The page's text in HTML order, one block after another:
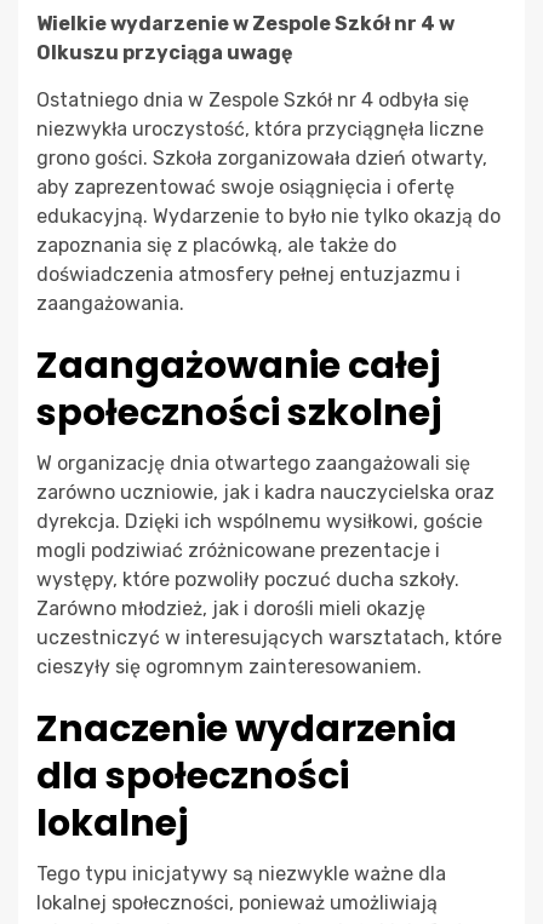
Wielkie wydarzenie w Zespole Szkół nr 4 w
Olkuszu przyciąga uwagę
Ostatniego dnia w Zespole Szkół nr 4 odbyła się
niezwykła uroczystość, która przyciągnęła liczne
grono gości. Szkoła zorganizowała dzień otwarty,
aby zaprezentować swoje osiągnięcia i ofertę
edukacyjną. Wydarzenie to było nie tylko okazją do
zapoznania się z placówką, ale także do
doświadczenia atmosfery pełnej entuzjazmu i
zaangażowania.
Zaangażowanie całej
społeczności szkolnej
W organizację dnia otwartego zaangażowali się
zarówno uczniowie, jak i kadra nauczycielska oraz
dyrekcja. Dzięki ich wspólnemu wysiłkowi, goście
mogli podziwiać zróżnicowane prezentacje i
występy, które pozwoliły poczuć ducha szkoły.
Zarówno młodzież, jak i dorośli mieli okazję
uczestniczyć w interesujących warsztatach, które
cieszyły się ogromnym zainteresowaniem.
Znaczenie wydarzenia
dla społeczności
lokalnej
Tego typu inicjatywy są niezwykle ważne dla
lokalnej społeczności, ponieważ umożliwiają